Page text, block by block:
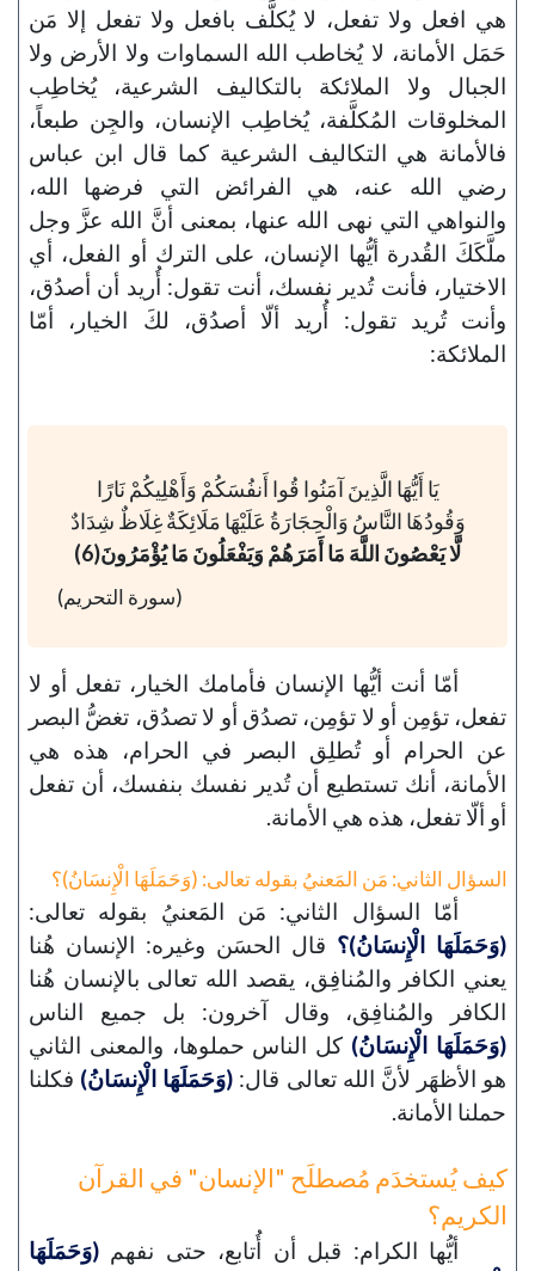
هي افعل ولا تفعل، لا يُكلَّف بافعل ولا تفعل إلا مَن
حَمَل الأمانة، لا يُخاطب الله السماوات ولا الأرض ولا
الجبال ولا الملائكة بالتكاليف الشرعية، يُخاطِب
المخلوقات المُكلَّفة، يُخاطِب الإنسان، والجِن طبعاً،
فالأمانة هي التكاليف الشرعية كما قال ابن عباس
رضي الله عنه، هي الفرائض التي فرضها الله،
والنواهي التي نهى الله عنها، بمعنى أنَّ الله عزَّ وجل
ملَّكَكَ القُدرة أيُّها الإنسان، على الترك أو الفعل، أي
الاختيار، فأنت تُدير نفسك، أنت تقول: أُريد أن أصدُق،
وأنت تُريد تقول: أُريد ألّا أصدُق، لكَ الخيار، أمّا
الملائكة:
يَا أَيُّهَا الَّذِينَ آمَنُوا قُوا أَنفُسَكُمْ وَأَهْلِيكُمْ نَارًا
وَقُودُهَا النَّاسُ وَالْحِجَارَةُ عَلَيْهَا مَلَائِكَةٌ غِلَاظٌ شِدَادٌ
لَّا يَعْصُونَ اللَّهَ مَا أَمَرَهُمْ وَيَفْعَلُونَ مَا يُؤْمَرُونَ(6)
(سورة التحريم)
أمّا أنت أيُّها الإنسان فأمامك الخيار، تفعل أو لا
تفعل، تؤمِن أو لا تؤمِن، تصدُق أو لا تصدُق، تغضُّ البصر
عن الحرام أو تُطلِق البصر في الحرام، هذه هي
الأمانة، أنك تستطيع أن تُدير نفسك بنفسك، أن تفعل
أو ألّا تفعل، هذه هي الأمانة.
السؤال الثاني: مَن المَعنيُ بقوله تعالى: (وَحَمَلَهَا الْإِنسَانُ)؟
أمّا السؤال الثاني: مَن المَعنيُ بقوله تعالى:
(وَحَمَلَهَا الْإِنسَانُ)؟ قال الحسَن وغيره: الإنسان هُنا
يعني الكافر والمُنافِق، يقصد الله تعالى بالإنسان هُنا
الكافر والمُنافِق، وقال آخرون: بل جميع الناس
(وَحَمَلَهَا الْإِنسَانُ) كل الناس حملوها، والمعنى الثاني
هو الأظهَر لأنَّ الله تعالى قال: (وَحَمَلَهَا الْإِنسَانُ) فكلنا
حملنا الأمانة.
كيف يُستخدَم مُصطلَح "الإنسان" في القرآن
الكريم؟
أيُّها الكرام: قبل أن أُتابع، حتى نفهم (وَحَمَلَهَا